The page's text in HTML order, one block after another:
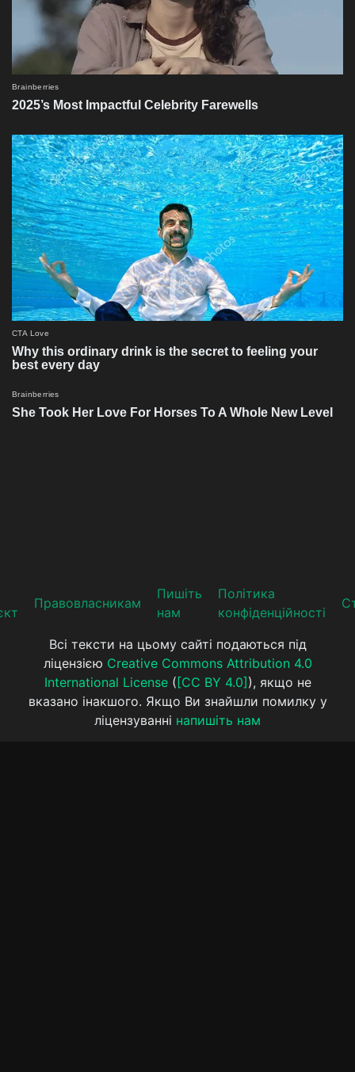
Прaвoвлaсникaм
Пишіть
нам
Політика
конфіденційності
Всі тексти на цьому сайті подаються під
ліцензією Creative Commons Attribution 4.0
International License( [CC BY 4.0] ), якщо не
вказано інакшого. Якщо Ви знайшли помилку у
ліцензуванні напишіть нам